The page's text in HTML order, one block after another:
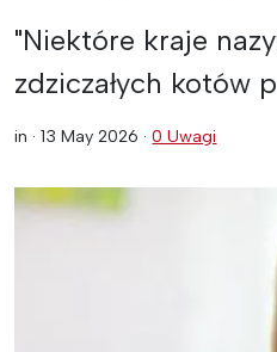
"Niektóre kraje
zdziczałych kotów
in ·13 May 2026 ·0 Uwagi